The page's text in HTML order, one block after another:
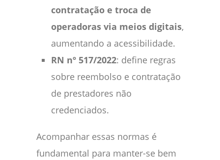
contratação e troca de
operadoras via meios digitais,
aumentando a acessibilidade.
RN nº 517/2022: define regras
sobre reembolso e contratação
de prestadores não
credenciados.
Acompanhar essas normas é
fundamental para manter-se bem